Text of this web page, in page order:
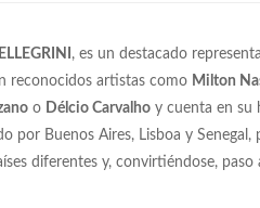
, es un destacado
reconocidos artistas como Milton
o Délcio Carvalho y cuenta en su
por Buenos Aires, Lisboa y
diferentes y, convirtiéndose, paso